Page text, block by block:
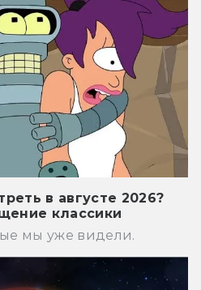
в августе 2026?
классики
мы уже видели.